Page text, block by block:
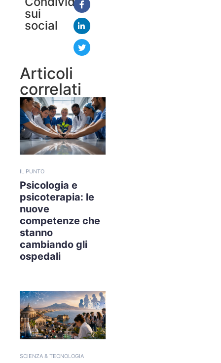
sui
social
Articoli
correlati
IL PUNTO
Psicologia e
psicoterapia: le
nuove
competenze che
stanno
cambiando gli
ospedali
SCIENZA & TECNOLOGIA